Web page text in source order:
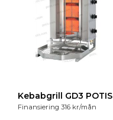
Kebabgrill GD3 POTIS
Finansiering 316 kr/mån